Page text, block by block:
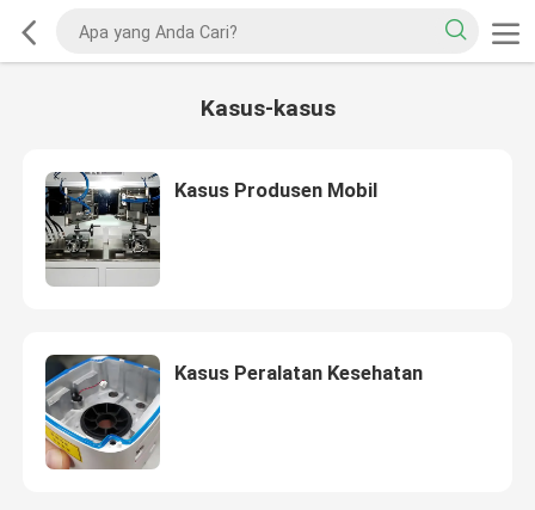
Kasus-kasus
Kasus Produsen Mobil
Kasus Peralatan Kesehatan